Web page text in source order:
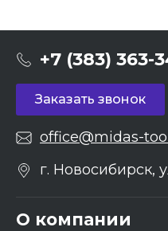
+7 (383) 363-
Заказать звонок
office@midas-
г. Новосибирск,
О компании